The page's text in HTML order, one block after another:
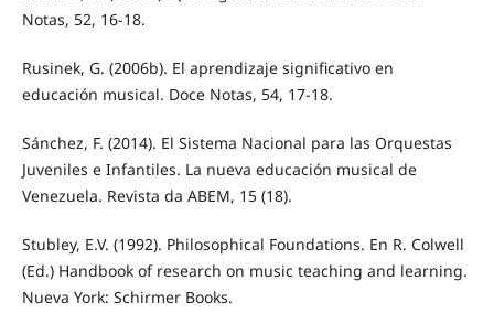
Notas, 52, 16-18.
Rusinek, G. (2006b). El aprendizaje significativo en
educación musical. Doce Notas, 54, 17-18.
Sánchez, F. (2014). El Sistema Nacional para las Orquestas
Juveniles e Infantiles. La nueva educación musical de
Venezuela. Revista da ABEM, 15 (18).
Stubley, E.V. (1992). Philosophical Foundations. En R. Colwell
(Ed.) Handbook of research on music teaching and learning.
Nueva York: Schirmer Books.